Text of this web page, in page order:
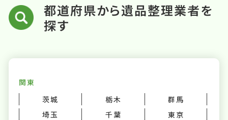
都道府県から遺品整理業者を
探す
関東
茨城
栃木
群馬
埼玉
千葉
東京